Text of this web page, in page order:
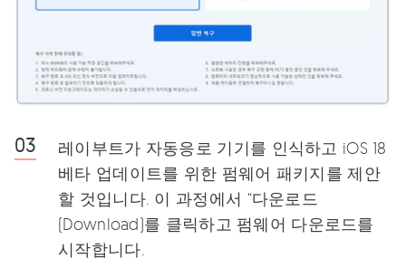
레이부트가 자동응로 기기를 인식하고 iOS 18
베타 업데이트를 위한 펌웨어 패키지를 제안
할 것입니다. 이 과정에서 “다운로드
(Download)를 클릭하고 펌웨어 다운로드를
시작합니다.